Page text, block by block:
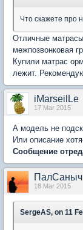
Что скажете про
Отличные
межпозвонковая
Купили матрас
лежит.
iMarseilLe
17 Mar 2015
А модель не
Или описание
Сообщение
ПалСаныч
18 Mar 2015
SergeAS, on 11